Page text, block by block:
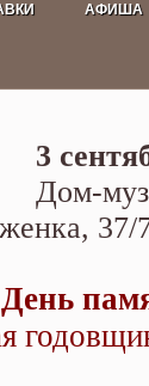
АФИША
3
Дом-
37/
День